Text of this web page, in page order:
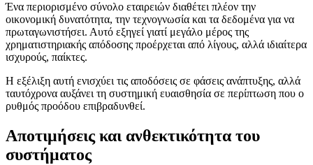
Ένα περιορισμένο σύνολο εταιρειών διαθέτει πλέον την
οικονομική δυνατότητα, την τεχνογνωσία και τα δεδομένα για να
πρωταγωνιστήσει. Αυτό εξηγεί γιατί μεγάλο μέρος της
χρηματιστηριακής απόδοσης προέρχεται από λίγους, αλλά ιδιαίτερα
ισχυρούς, παίκτες.
Η εξέλιξη αυτή ενισχύει τις αποδόσεις σε φάσεις ανάπτυξης, αλλά
ταυτόχρονα αυξάνει τη συστημική ευαισθησία σε περίπτωση που ο
ρυθμός προόδου επιβραδυνθεί.
Αποτιμήσεις και ανθεκτικότητα του
συστήματος